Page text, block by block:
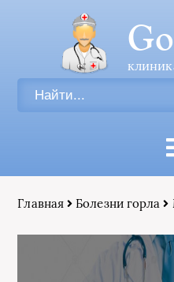
Главная Болезни горла